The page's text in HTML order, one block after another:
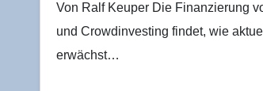
Von Ralf Keuper Die Finanzierung
und Crowdinvesting findet, wie
erwächst…